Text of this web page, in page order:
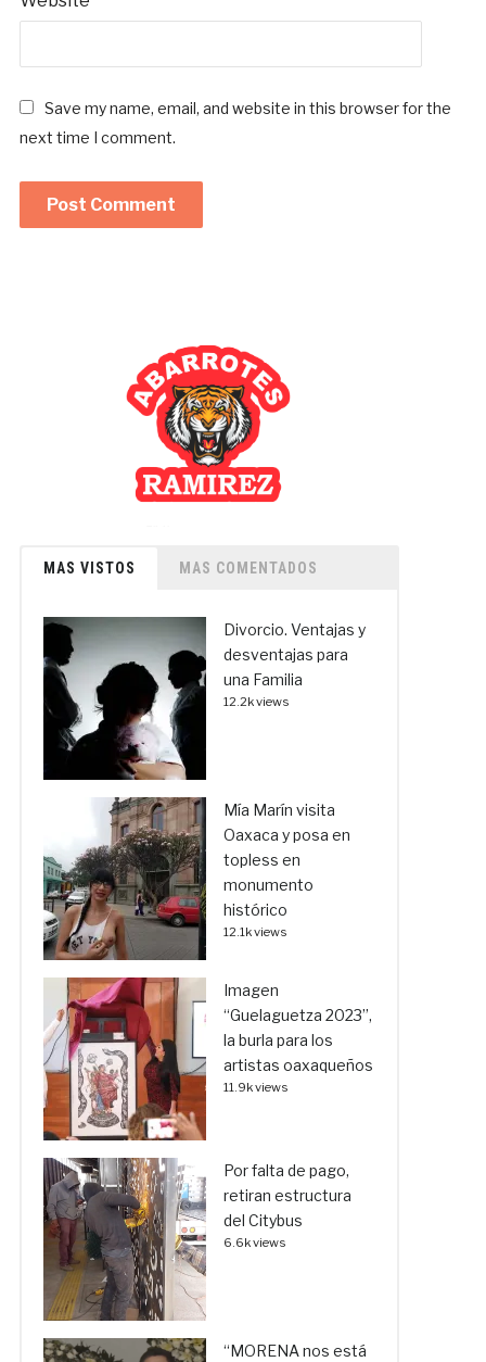
Save my name, email, and website in this browser for the
next time I comment.
MAS VISTOS MAS COMENTADOS
Divorcio. Ventajas y
desventajas para
una Familia
12.2k views
Mía Marín visita
Oaxaca y posa en
topless en
monumento
histórico
12.1k views
Imagen
“Guelaguetza 2023”,
la burla para los
artistas oaxaqueños
11.9k views
Por falta de pago,
retiran estructura
del Citybus
6.6k views
“MORENA nos está